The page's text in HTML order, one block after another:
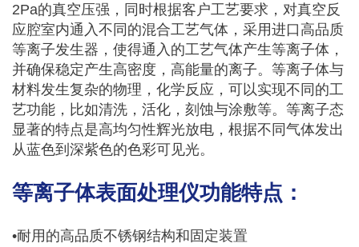
2Pa的真空压强，同时根据客户工艺要求，对真空反
应腔室内通入不同的混合工艺气体，采用进口高品质
等离子发生器，使得通入的工艺气体产生等离子体，
并确保稳定产生高密度，高能量的离子。等离子体与
材料发生复杂的物理，化学反应，可以实现不同的工
艺功能，比如清洗，活化，刻蚀与涂敷等。等离子态
显著的特点是高均匀性辉光放电，根据不同气体发出
从蓝色到深紫色的色彩可见光。
等离子体表面处理仪功能特点：
•耐用的高品质不锈钢结构和固定装置